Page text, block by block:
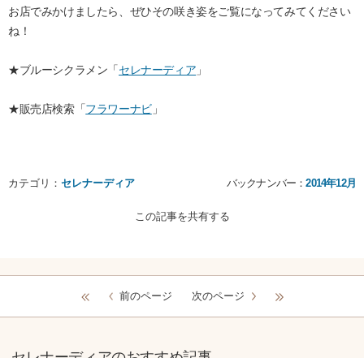
お店でみかけましたら、ぜひその咲き姿をご覧になってみてください
ね！
★ブルーシクラメン「セレナーディア 」
★販売店検索「フラワーナビ」
カテゴリ： セレナーディア バックナンバー：2014年12月
この記事を共有する
前のページ 次のページ